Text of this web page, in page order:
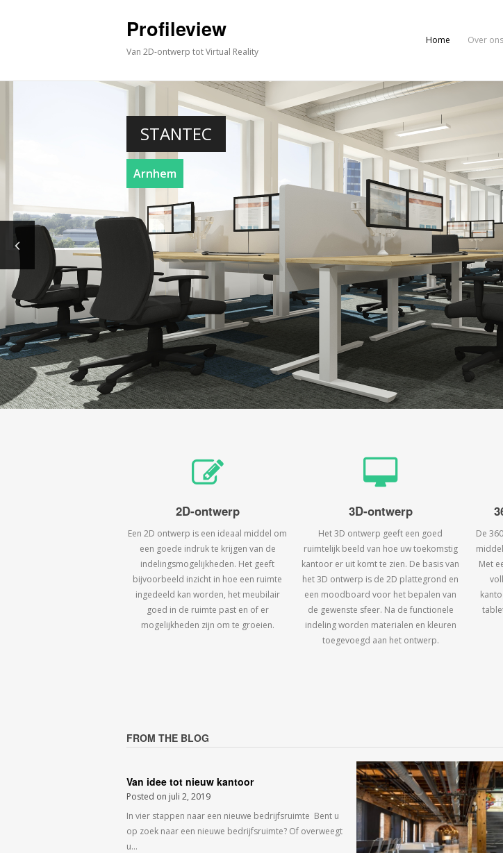
Profileview
Van 2D-ontwerp tot Virtual Reality
Home Over ons
STANTEC
Arnhem
2D-ontwerp
Een 2D ontwerp is een ideaal middel om
een goede indruk te krijgen van de
indelingsmogelijkheden. Het geeft
bijvoorbeeld inzicht in hoe een ruimte
ingedeeld kan worden, het meubilair
goed in de ruimte past en of er
mogelijkheden zijn om te groeien.
3D-ontwerp
Het 3D ontwerp geeft een goed
ruimtelijk beeld van hoe uw toekomstig
kantoor er uit komt te zien. De basis van
het 3D ontwerp is de 2D plattegrond en
een moodboard voor het bepalen van
de gewenste sfeer. Na de functionele
indeling worden materialen en kleuren
toegevoegd aan het ontwerp.
De
Met
FROM THE BLOG
Van idee tot nieuw kantoor
Posted on juli 2, 2019
In vier stappen naar een nieuwe bedrijfsruimte Bent u
op zoek naar een nieuwe bedrijfsruimte? Of overweegt
u…